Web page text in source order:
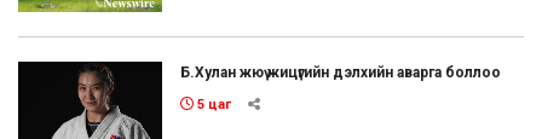
Б.Хулан жюү жицүгийн дэлхийн аварга боллоо
5 цаг